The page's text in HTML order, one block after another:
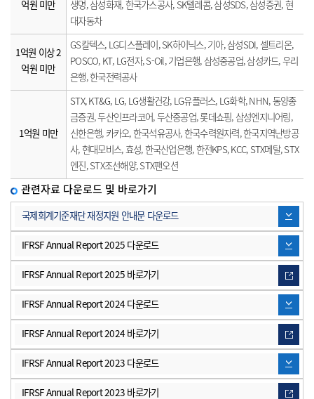
억원 미만
생명, 삼성화재, 한국가스공사, SK텔레콤, 삼성SDS, 삼성증권, 현
대자동차
1억원 이상 2
억원 미만
GS칼텍스, LG디스플레이, SK하이닉스, 기아, 삼성SDI, 셀트리온,
POSCO, KT, LG전자, S-Oil, 기업은행, 삼성중공업, 삼성카드, 우리
은행, 한국전력공사
1억원 미만
STX, KT&G, LG, LG생활건강, LG유플러스, LG화학, NHN, 동양종
금증권, 두산인프라코어, 두산중공업, 롯데쇼핑, 삼성엔지니어링,
신한은행, 카카오, 한국석유공사, 한국수력원자력, 한국지역난방공
사, 현대모비스, 효성, 한국산업은행, 한전KPS, KCC, STX메탈, STX
엔진, STX조선해양, STX팬오션
관련자료 다운로드 및 바로가기
국제회계기준재단 재정지원 안내문 다운로드
IFRSF Annual Report 2025 다운로드
IFRSF Annual Report 2025 바로가기
IFRSF Annual Report 2024 다운로드
IFRSF Annual Report 2024 바로가기
IFRSF Annual Report 2023 다운로드
IFRSF Annual Report 2023 바로가기